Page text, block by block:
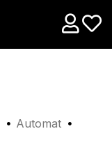
Automat